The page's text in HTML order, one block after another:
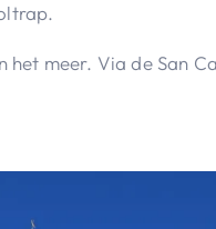
meer. Via de San